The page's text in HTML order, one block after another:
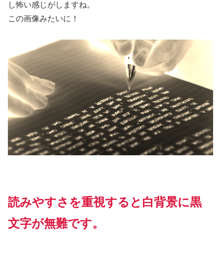
し怖い感じがしますね。
この画像みたいに！
読みやすさを重視すると白背景に黒
文字が無難です。